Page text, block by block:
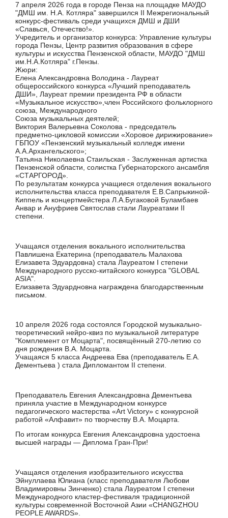
7 апреля 2026 года в городе Пенза на площадке МАУДО
"ДМШ им. Н.А. Котляра" завершился II Межрегиональный
конкурс-фестиваль среди учащихся ДМШ и ДШИ
«Славься, Отечество!».
Учредитель и организатор конкурса: Управление культуры
города Пензы, Центр развития образования в сфере
культуры и искусства Пензенской области, МАУДО "ДМШ
им.Н.А.Котляра" г.Пензы.
Жюри:
Елена Александровна Володина - Лауреат
общероссийского конкурса «Лучший преподаватель
ДШИ», Лауреат премии президента РФ в области
«Музыкальное искусство»,член Российского фольклорного
союза, Международного
Союза музыкальных деятелей;
Виктория Валерьевна Соколова - председатель
предметно-цикловой комиссии «Хоровое дирижирование»
ГБПОУ «Пензенский музыкальный колледж имени
А.А.Архангельского»;
Татьяна Николаевна Стаильская - Заслуженная артистка
Пензенской области, солистка Губернаторского ансамбля
«СТАРГОРОД».
По результатам конкурса учащиеся отделения вокального
исполнительства класса преподавателя Е.В.Сапрыкиной-
Киппель и концертмейстера Л.А.Бугаковой Буламбаев
Анвар и Ануфриев Святослав стали Лауреатами II
степени.
Учащаяся отделения вокального исполнительства
Павлишена Екатерина (преподаватель Малахова
Елизавета Эдуардовна) стала Лауреатом I степени
Международного русско-китайского конкурса "GLOBAL
ASIA".
Елизавета Эдуардновна награждена благодарственным
письмом.
10 апреля 2026 года состоялся Городской музыкально-
теоретический нейро-квиз по музыкальной литературе
"Комплемент от Моцарта", посвящённый 270-летию со
дня рождения В.А. Моцарта.
Учащаяся 5 класса Андреева Ева (преподаватель Е.А.
Дементьева ) стала Дипломантом II степени.
Преподаватель Евгения Александровна Дементьева
приняла участие в Международном конкурсе
педагогического мастерства «Art Victory» с конкурсной
работой «Алфавит» по творчеству В.А. Моцарта.
По итогам конкурса Евгения Александровна удостоена
высшей награды — Диплома Гран-При!
Учащаяся отделения изобразительного искусства
Эйнуллаева Юлиана (класс преподавателя Любови
Владимировны Зинченко) стала Лауреатом I степени
Международного кластер-фестиваля традиционной
культуры современной Восточной Азии «CHANGZHOU
PEOPLE AWARDS».